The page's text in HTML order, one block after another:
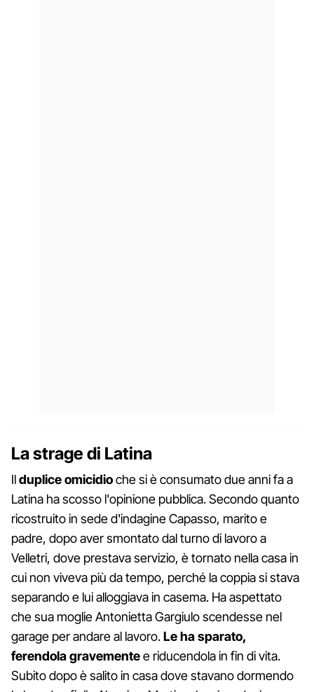
La strage di Latina
Ilduplice omicidioche si è consumato due anni fa a
Latina ha scosso l'opinione pubblica. Secondo quanto
ricostruito in sede d'indagine Capasso, marito e
padre, dopo aver smontato dal turno di lavoro a
Velletri, dove prestava servizio, è tornato nella casa in
cui non viveva più da tempo, perché la coppia si stava
separando e lui alloggiava in casema. Ha aspettato
che sua moglie Antonietta Gargiulo scendesse nel
garage per andare al lavoro.Le ha sparato,
ferendola gravementee riducendola in fin di vita.
Subito dopo è salito in casa dove stavano dormendo